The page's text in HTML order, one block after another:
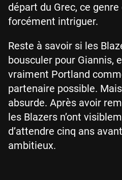
départ du Grec, ce
forcément intriguer.
Reste à savoir si les
bousculer pour Giannis,
vraiment Portland
partenaire possible. Mais
absurde. Après avoir
les Blazers n’ont
d’attendre cinq ans
ambitieux.